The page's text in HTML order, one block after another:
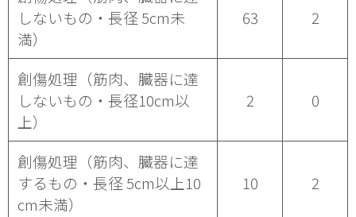
しないもの・長径 5cm未
満）
63 2
創傷処理（筋肉、臓器に達
しないもの・長径10cm以
上）
2 0
創傷処理（筋肉、臓器に達
するもの・長径 5cm以上10
cm未満）
10 2